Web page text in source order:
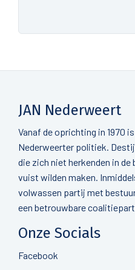
JAN Nederweert
Vanaf de oprichting in 1970
Nederweerter politiek.
die zich niet herkenden in
vuist wilden maken.
volwassen partij met
een betrouwbare
Onze Socials
Facebook